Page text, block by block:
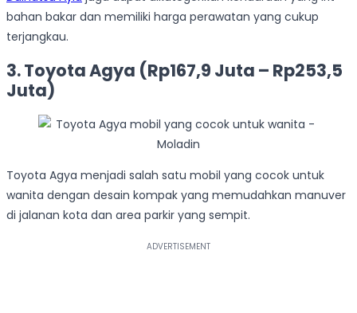
bahan bakar dan memiliki harga perawatan yang cukup
terjangkau.
3. Toyota Agya (Rp167,9 Juta – Rp253,5
Juta)
Toyota Agya menjadi salah satu mobil yang cocok untuk
wanita dengan desain kompak yang memudahkan manuver
di jalanan kota dan area parkir yang sempit.